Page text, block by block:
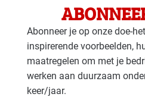
Aggregaten op
brandstoffen
Gebouw: Duurzame energie
Abonneer je op onze doe-
inspirerende voorbeelden,
maatregelen om met je
werken aan duurzaam
keer/jaar.